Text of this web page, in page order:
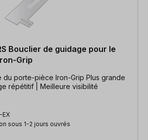
Bouclier de guidage pour le
Grip
pièce Iron-Grip Plus grande
répétitif | Meilleure visibilité
EX
sous 1-2 jours ouvrés